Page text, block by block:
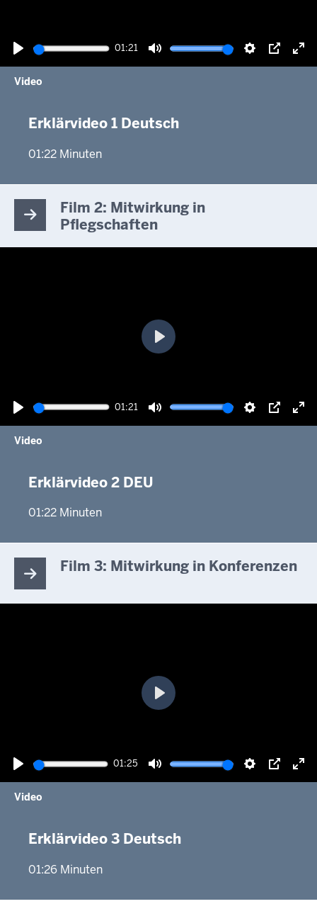
Wiedergabe
01:21
Ton
Picture-
Video
Erklärvideo 1 Deutsch
01:22 Minuten
Film 2: Mitwirkung in
Pflegschaften
Wiedergabe
01:21
Ton
Picture-
Wiedergabe
Video
Erklärvideo 2 DEU
01:22 Minuten
Film 3: Mitwirkung in Konferenzen
Wiedergabe
01:25
Ton
Picture-
Wiedergabe
Video
Erklärvideo 3 Deutsch
01:26 Minuten